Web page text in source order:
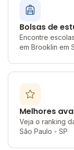
Bolsas de
Encontre
em Brooklin em
Melhores
Veja o ranking
São Paulo - SP